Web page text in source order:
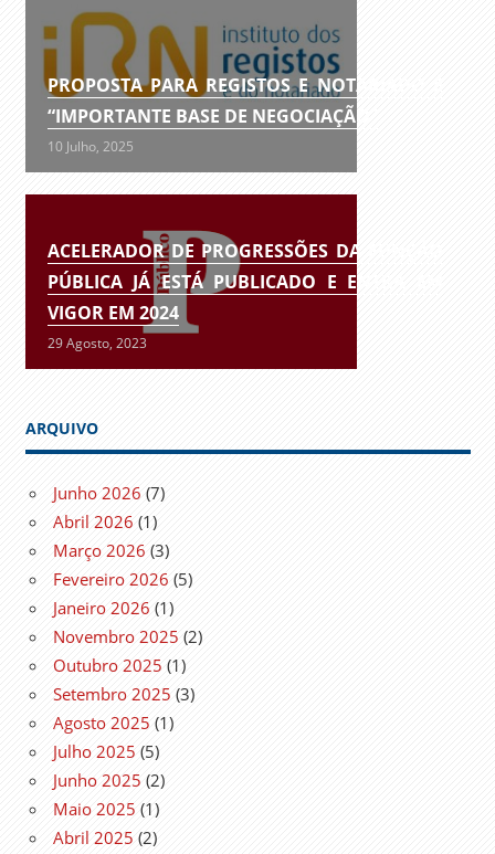
PROPOSTA PARA REGISTOS E NOTARIADO É
“IMPORTANTE BASE DE NEGOCIAÇÃO”
10 Julho, 2025
ACELERADOR DE PROGRESSÕES DA FUNÇÃO
PÚBLICA JÁ ESTÁ PUBLICADO E ENTRA EM
VIGOR EM 2024
29 Agosto, 2023
ARQUIVO
Junho 2026 (7)
Abril 2026 (1)
Março 2026 (3)
Fevereiro 2026 (5)
Janeiro 2026 (1)
Novembro 2025 (2)
Outubro 2025 (1)
Setembro 2025 (3)
Agosto 2025 (1)
Julho 2025 (5)
Junho 2025 (2)
Maio 2025 (1)
Abril 2025 (2)